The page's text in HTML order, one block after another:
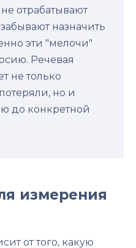
отрабатывают
назначить
эти "мелочи"
Речевая
не только
но и
до конкретной
измерения
от того, какую